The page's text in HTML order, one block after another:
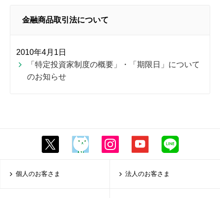
金融商品取引法について
2010年4月1日
「特定投資家制度の概要」・「期限日」について
のお知らせ
個人のお客さま 法人のお客さま